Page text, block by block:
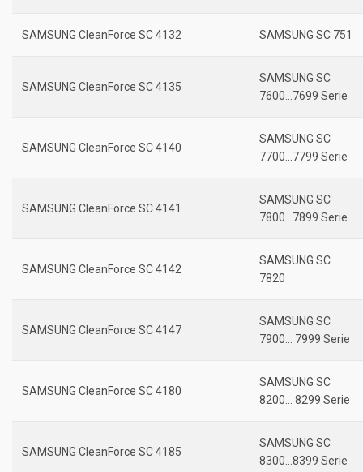
SAMSUNG CleanForce SC 4132 SAMSUNG SC 751
SAMSUNG CleanForce SC 4135
SAMSUNG SC
7600…7699 Serie
SAMSUNG CleanForce SC 4140
SAMSUNG SC
7700…7799 Serie
SAMSUNG CleanForce SC 4141
SAMSUNG SC
7800…7899 Serie
SAMSUNG CleanForce SC 4142
SAMSUNG SC
7820
SAMSUNG CleanForce SC 4147
SAMSUNG SC
7900… 7999 Serie
SAMSUNG CleanForce SC 4180
SAMSUNG SC
8200… 8299 Serie
SAMSUNG CleanForce SC 4185
SAMSUNG SC
8300…8399 Serie